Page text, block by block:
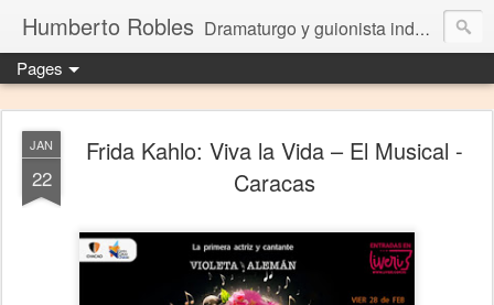
Humberto Robles Dramaturgo y guionista independiente
Pages
JAN
22
Frida Kahlo: Viva la Vida – El Musical -
Caracas